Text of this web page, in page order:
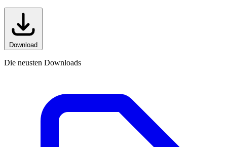
Download
Die neusten Downloads